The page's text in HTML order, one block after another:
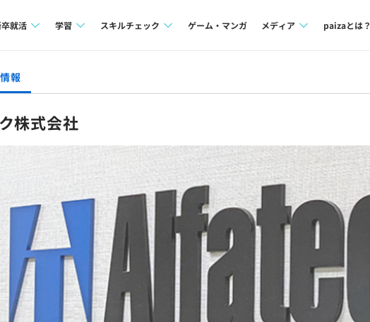
就活
本選考
インターン
インタビュー
就活成功ガイド
学習
4択課題
プラン
個人向けプラン
法人向けプラン
学校向けプラン
スキルチェック ゲーム・マンガ メディア paizaとは？
報
株式会社